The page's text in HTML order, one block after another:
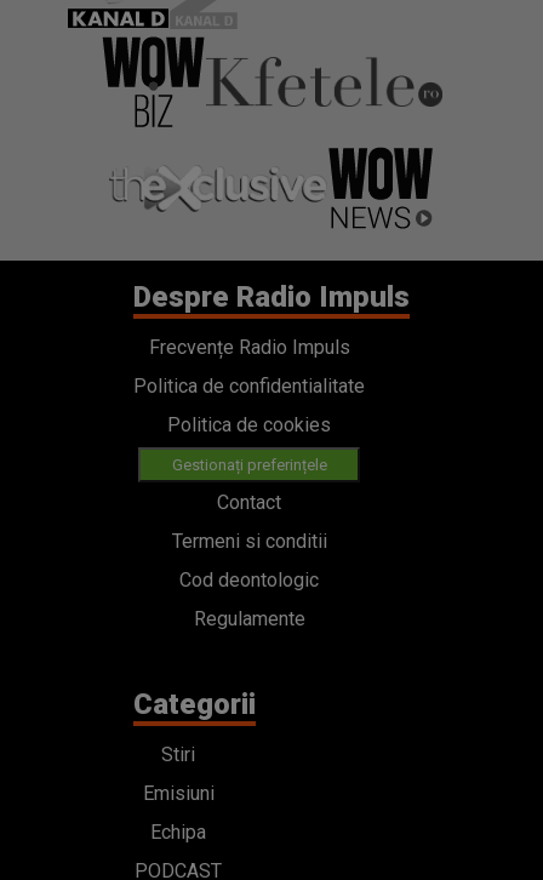
Despre Radio Impuls
Frecvențe Radio Impuls
Politica de confidentialitate
Politica de cookies
Gestionați preferințele
Contact
Termeni si conditii
Cod deontologic
Regulamente
Categorii
Stiri
Emisiuni
Echipa
PODCAST